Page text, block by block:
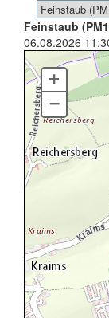
Feinstaub
06.08.2026
+
–